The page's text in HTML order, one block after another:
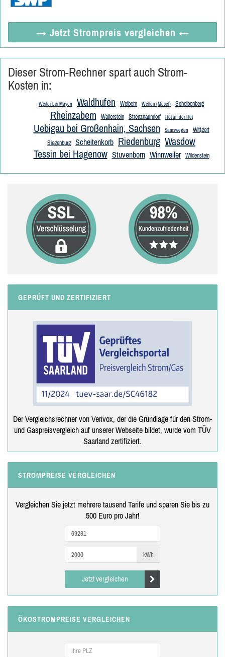
→ Jetzt Strompreis vergleichen ←
Dieser Strom-Rechner spart auch Strom-
Kosten in:
Weiler bei Mayen Waldhufen Weibern Wellen (Mosel) Scheibenberg
Rheinzabern Wallerstein Strenznaundorf Rot an der Rot
Uebigau bei Großenhain, Sachsen Samswegen
Wittgert
Siegenburg
Scheitenkorb Riedenburg Wasdow
Tessin bei Hagenow Stuvenborn Winnweiler Wildenstein
GEPRÜFT UND ZERTIFIZIERT
Der Vergleichsrechner von Verivox, der die Grundlage für den Strom-
und Gaspreisvergleich auf unserer Webseite bildet, wurde vom TÜV
Saarland zertifiziert.
STROMPREISE VERGLEICHEN
Vergleichen Sie jetzt mehrere tausend Tarife und sparen Sie bis zu
500 Euro pro Jahr!
kWh
Jetzt vergleichen
ÖKOSTROMPREISE VERGLEICHEN